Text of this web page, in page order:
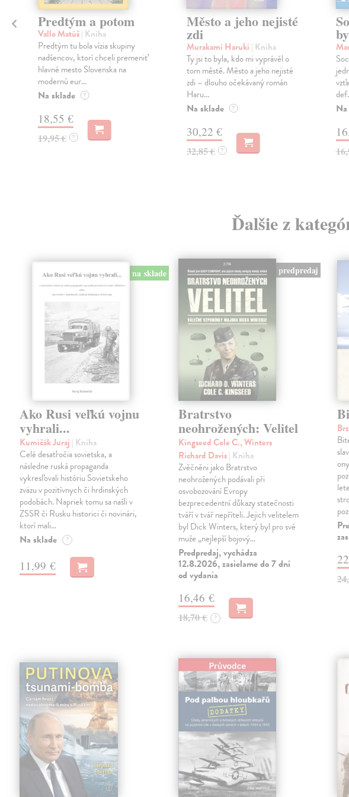
Predtým a potom
Vallo Matúš| Kniha
Predtým tu bola vízia skupiny
nadšencov, ktorí chceli premeniť
hlavné mesto Slovenska na
modernú eur...
Na sklade ?
18,55 €
19,95 € ?
Město a jeho nejisté
zdi
Murakami Haruki | Kniha
Ty jsi to byla, kdo mi vyprávěl o
tom městě. Město a jeho nejisté
zdi – dlouho očekávaný román
Haru...
Na sklade ?
30,22 €
32,85 € ?
Ďalšie z
na sklade
Ako Rusi veľkú vojnu
vyhrali...
Kumičák Juraj | Kniha
Celé desaťročia sovietska, a
následne ruská propaganda
vykresľovali históriu Sovietskeho
zväzu v pozitívnych či hrdinských
podobách. Napriek tomu sa našli v
ZSSR či Rusku historici či novinári,
ktorí mali…
Na sklade ?
11,99 €
predpredaj
Bratrstvo
neohrožených: Velitel
Kingseed Cole C., Winters
Richard Davis| Kniha
Zvěčněni jako Bratrstvo
neohrožených podávali při
osvobozování Evropy
bezprecedentní důkazy statečnosti
tváří v tvář nepříteli. Jejich velitelem
byl Dick Winters, který byl pro své
muže „nejlepší bojový…
Predpredaj, vychádza
12.8.2026, zasielame do 7 dní
od vydania
16,46 €
18,70 € ?